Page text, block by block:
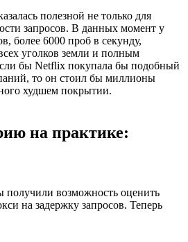
полезной не только для
запросов. В данных момент у
более 6000 проб в секунду,
уголков земли и полным
бы Netflix покупала бы подобный
то он стоил бы миллионы
худшем покрытии.
на практике:
возможность оценить
на задержку запросов. Теперь